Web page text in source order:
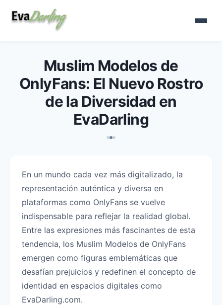
Muslim Modelos de
OnlyFans: El Nuevo Rostro
de la Diversidad en
EvaDarling
En un mundo cada vez más digitalizado, la
representación auténtica y diversa en
plataformas como OnlyFans se vuelve
indispensable para reflejar la realidad global.
Entre las expresiones más fascinantes de esta
tendencia, los Muslim Modelos de OnlyFans
emergen como figuras emblemáticas que
desafían prejuicios y redefinen el concepto de
identidad en espacios digitales como
EvaDarling.com.